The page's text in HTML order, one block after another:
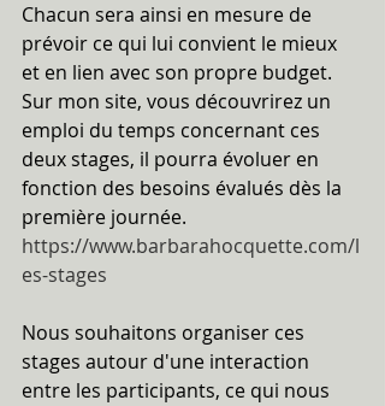
Chacun sera ainsi en mesure de
prévoir ce qui lui convient le mieux
et en lien avec son propre budget.
Sur mon site, vous découvrirez un
emploi du temps concernant ces
deux stages, il pourra évoluer en
fonction des besoins évalués dès la
première journée.
https://www.barbarahocquette.com/l
es-stages
Nous souhaitons organiser ces
stages autour d'une interaction
entre les participants, ce qui nous